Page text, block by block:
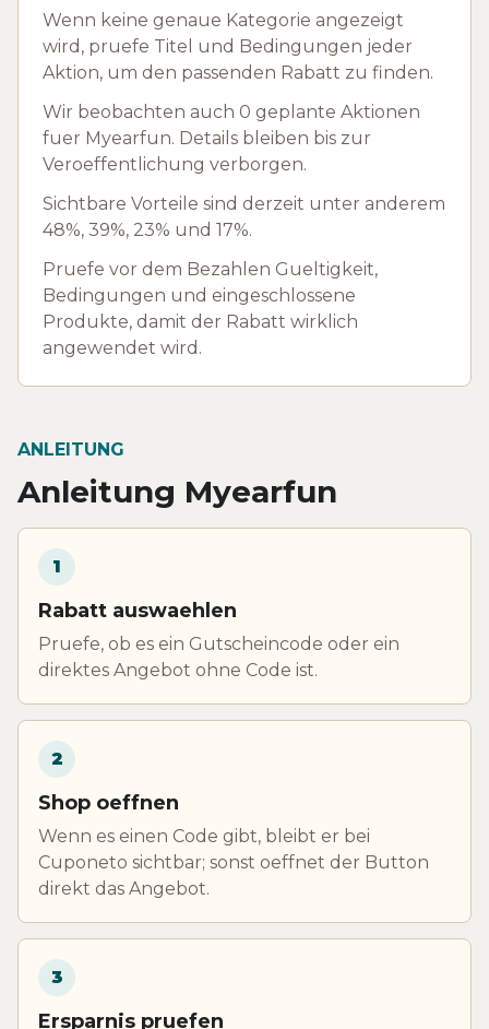
Wenn keine genaue Kategorie angezeigt
wird, pruefe Titel und Bedingungen jeder
Aktion, um den passenden Rabatt zu finden.
Wir beobachten auch 0 geplante Aktionen
fuer Myearfun. Details bleiben bis zur
Veroeffentlichung verborgen.
Sichtbare Vorteile sind derzeit unter anderem
48%, 39%, 23% und 17%.
Pruefe vor dem Bezahlen Gueltigkeit,
Bedingungen und eingeschlossene
Produkte, damit der Rabatt wirklich
angewendet wird.
ANLEITUNG
Anleitung Myearfun
1
Rabatt auswaehlen
Pruefe, ob es ein Gutscheincode oder ein
direktes Angebot ohne Code ist.
2
Shop oeffnen
Wenn es einen Code gibt, bleibt er bei
Cuponeto sichtbar; sonst oeffnet der Button
direkt das Angebot.
3
Ersparnis pruefen